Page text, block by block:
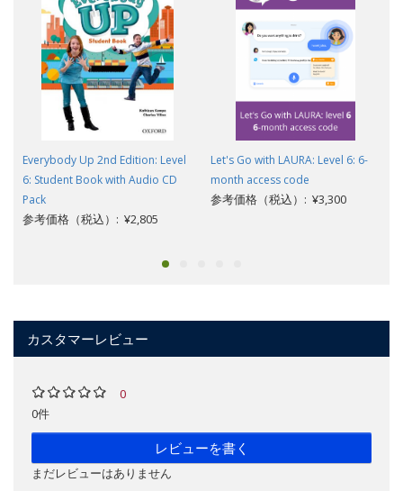
Everybody Up 2nd Edition: Level
6: Student Book with Audio CD
Pack
参考価格（税込）: ¥2,805
Let's Go with LAURA: Level 6: 6-
month access code
参考価格（税込）: ¥3,300
カスタマーレビュー
0
0件
レビューを書く
まだレビューはありません